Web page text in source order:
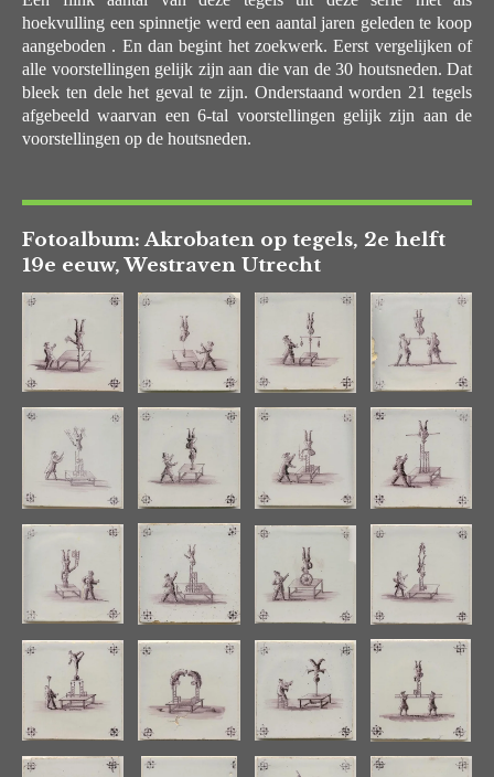
hoekvulling een spinnetje werd een aantal jaren geleden te koop
aangeboden . En dan begint het zoekwerk. Eerst vergelijken of
alle voorstellingen gelijk zijn aan die van de 30 houtsneden. Dat
bleek ten dele het geval te zijn. Onderstaand worden 21 tegels
afgebeeld waarvan een 6-tal voorstellingen gelijk zijn aan de
voorstellingen op de houtsneden.
Fotoalbum: Akrobaten op tegels, 2e helft
19e eeuw, Westraven Utrecht